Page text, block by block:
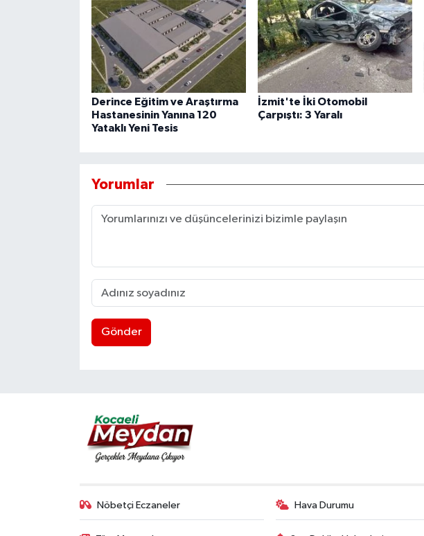
Derince Eğitim ve Araştırma
Hastanesinin Yanına 120
Yataklı Yeni Tesis
İzmit'te İki Otomobil
Çarpıştı: 3 Yaralı
Yorumlar
Gönder
Nöbetçi Eczaneler Hava Durumu